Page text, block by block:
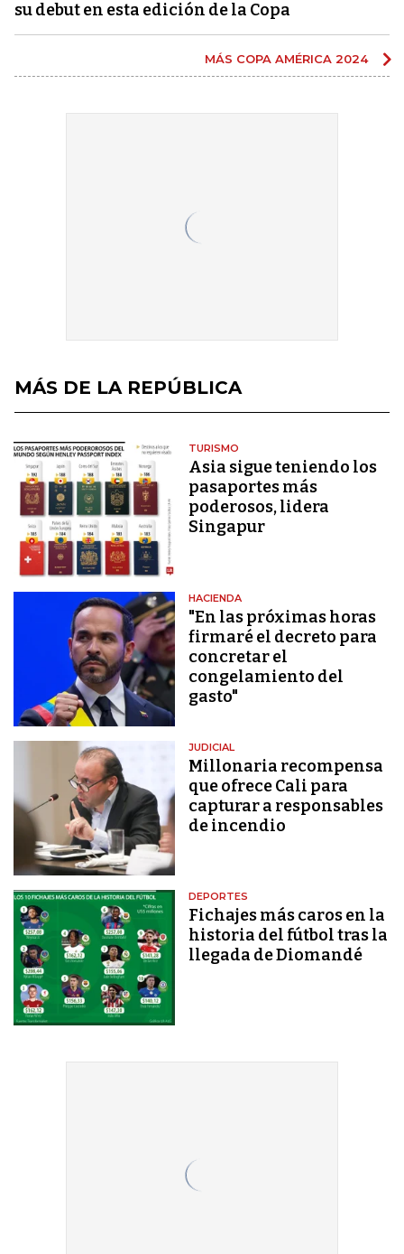
su debut en esta edición de la Copa
MÁS COPA AMÉRICA 2024
MÁS DE LA REPÚBLICA
TURISMO
Asia sigue teniendo los
pasaportes más
poderosos, lidera
Singapur
HACIENDA
"En las próximas horas
firmaré el decreto para
concretar el
congelamiento del
gasto"
JUDICIAL
Millonaria recompensa
que ofrece Cali para
capturar a responsables
de incendio
DEPORTES
Fichajes más caros en la
historia del fútbol tras la
llegada de Diomandé